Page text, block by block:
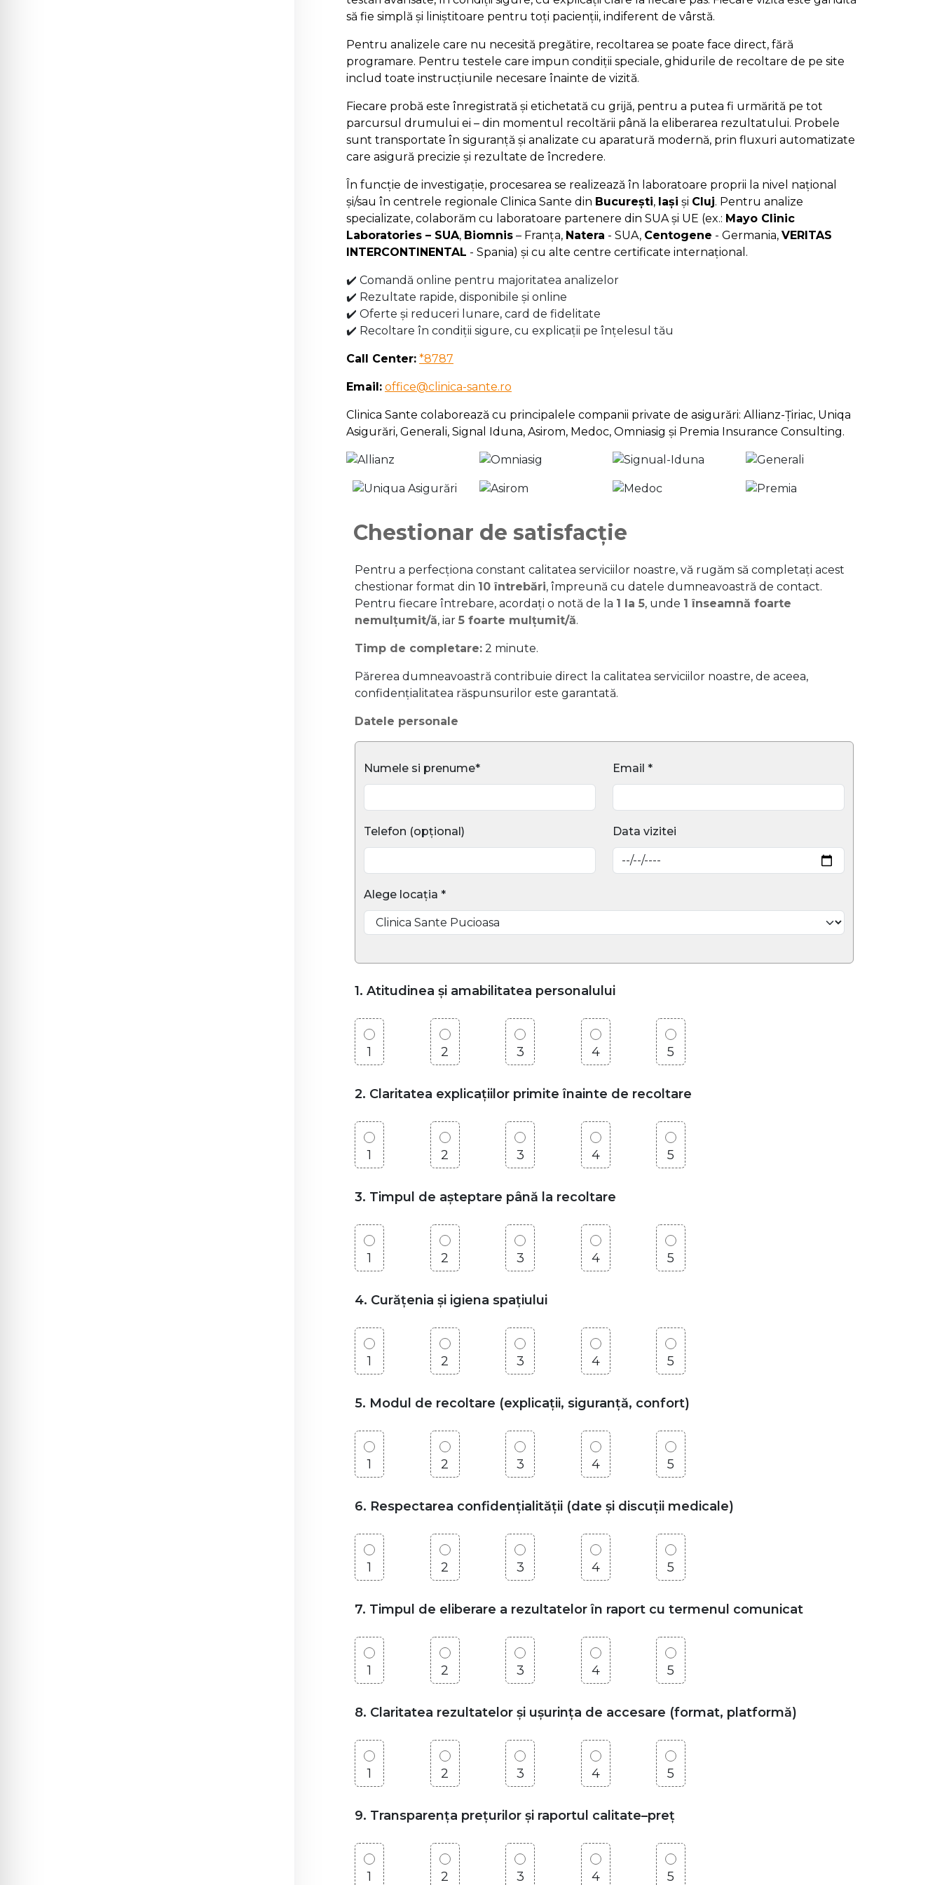
să fie simplă și liniștitoare pentru toți pacienții, indiferent de vârstă.
Pentru analizele care nu necesită pregătire, recoltarea se poate face direct, fără
programare. Pentru testele care impun condiții speciale, ghidurile de recoltare de pe site
includ toate instrucțiunile necesare înainte de vizită.
Fiecare probă este înregistrată și etichetată cu grijă, pentru a putea fi urmărită pe tot
parcursul drumului ei – din momentul recoltării până la eliberarea rezultatului. Probele
sunt transportate în siguranță și analizate cu aparatură modernă, prin fluxuri automatizate
care asigură precizie și rezultate de încredere.
În funcție de investigație, procesarea se realizează în laboratoare proprii la nivel național
și/sau în centrele regionale Clinica Sante din București, Iași și Cluj. Pentru analize
specializate, colaborăm cu laboratoare partenere din SUA și UE (ex.: Mayo Clinic
Laboratories – SUA, Biomnis – Franța, Natera - SUA, Centogene - Germania, VERITAS
INTERCONTINENTAL - Spania) și cu alte centre certificate internațional.
✔️ Comandă online pentru majoritatea analizelor
✔️ Rezultate rapide, disponibile și online
✔️ Oferte și reduceri lunare, card de fidelitate
✔️ Recoltare în condiții sigure, cu explicații pe înțelesul tău
Call Center: *8787
Email: office@clinica-sante.ro
Clinica Sante colaborează cu principalele companii private de asigurări: Allianz-Țiriac, Uniqa
Asigurări, Generali, Signal Iduna, Asirom, Medoc, Omniasig și Premia Insurance Consulting.
Chestionar de satisfacție
Pentru a perfecționa constant calitatea serviciilor noastre, vă rugăm să completați acest
chestionar format din 10 întrebări, împreună cu datele dumneavoastră de contact.
Pentru fiecare întrebare, acordați o notă de la 1 la 5, unde 1 înseamnă foarte
nemulțumit/ă, iar 5 foarte mulțumit/ă.
Timp de completare: 2 minute.
Părerea dumneavoastră contribuie direct la calitatea serviciilor noastre, de aceea,
confidențialitatea răspunsurilor este garantată.
Datele personale
Numele si prenume* Email *
Telefon (opțional) Data vizitei
Alege locația *
1. Atitudinea și amabilitatea personalului
1 2 3 4 5
2. Claritatea explicațiilor primite înainte de recoltare
1 2 3 4 5
3. Timpul de așteptare până la recoltare
1 2 3 4 5
4. Curățenia și igiena spațiului
1 2 3 4 5
5. Modul de recoltare (explicații, siguranță, confort)
1 2 3 4 5
6. Respectarea confidențialității (date și discuții medicale)
1 2 3 4 5
7. Timpul de eliberare a rezultatelor în raport cu termenul comunicat
1 2 3 4 5
8. Claritatea rezultatelor și ușurința de accesare (format, platformă)
1 2 3 4 5
9. Transparența prețurilor și raportul calitate–preț
1 2 3 4 5